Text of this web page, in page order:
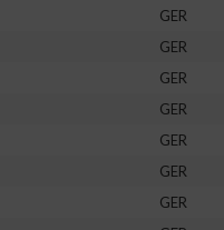
GER
GER
GER
GER
GER
GER
GER